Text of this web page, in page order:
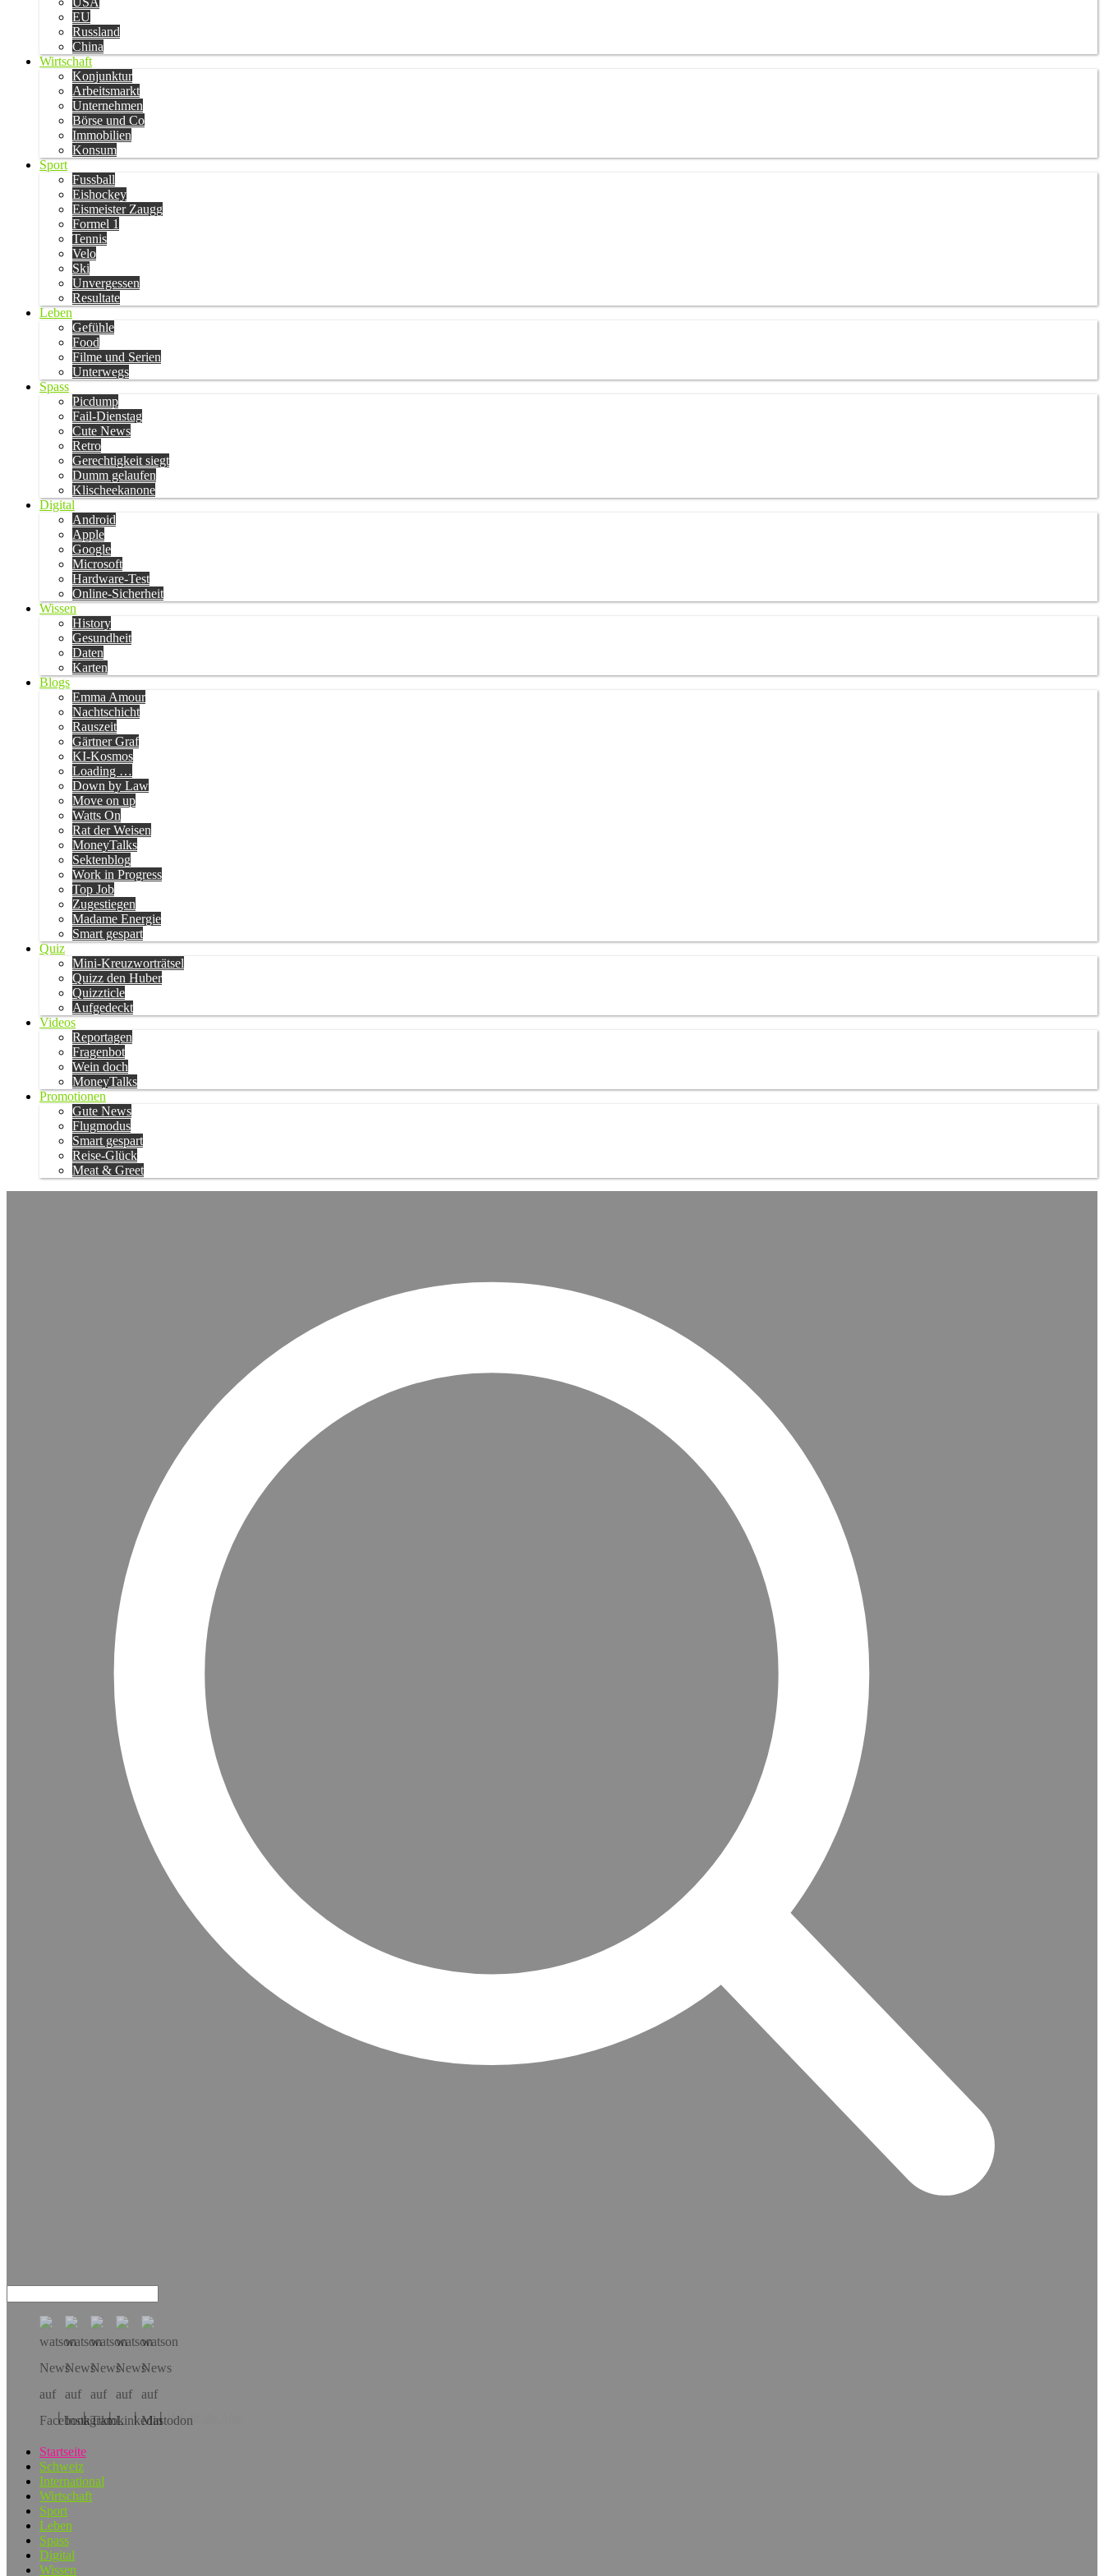
EU
Russland
China
Wirtschaft
Konjunktur
Arbeitsmarkt
Unternehmen
Börse und Co
Immobilien
Konsum
Sport
Fussball
Eishockey
Eismeister Zaugg
Formel 1
Tennis
Velo
Ski
Unvergessen
Resultate
Leben
Gefühle
Food
Filme und Serien
Unterwegs
Spass
Picdump
Fail-Dienstag
Cute News
Retro
Gerechtigkeit siegt
Dumm gelaufen
Klischeekanone
Digital
Android
Apple
Google
Microsoft
Hardware-Test
Online-Sicherheit
Wissen
History
Gesundheit
Daten
Karten
Blogs
Emma Amour
Nachtschicht
Rauszeit
Gärtner Graf
KI-Kosmos
Loading …
Down by Law
Move on up
Watts On
Rat der Weisen
MoneyTalks
Sektenblog
Work in Progress
Top Job
Zugestiegen
Madame Energie
Smart gespart
Quiz
Mini-Kreuzworträtsel
Quizz den Huber
Quizzticle
Aufgedeckt
Videos
Reportagen
Fragenbot
Wein doch
MoneyTalks
Promotionen
Gute News
Flugmodus
Smart gespart
Reise-Glück
Meat & Greet
Hol dir die App!
Startseite
Schweiz
International
Wirtschaft
Sport
Leben
Spass
Digital
Wissen